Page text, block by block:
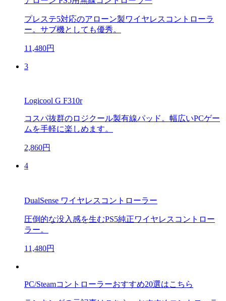
プレステ5対応のアローン製ワイヤレスコントローラ
ー。サブ機としても優秀。
11,480円
3
Logicool G F310r
コスパ抜群のロジクール製有線パッド。幅広いPCゲー
ムを手軽に楽しめます。
2,860円
4
DualSense ワイヤレスコントローラー
圧倒的な没入感を生むPS5純正ワイヤレスコントロー
ラー。
11,480円
PC/Steamコントローラーおすすめ20選はこちら